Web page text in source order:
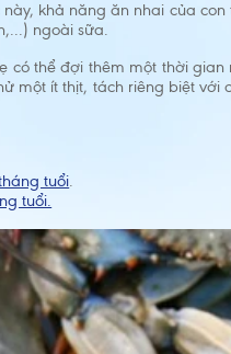
này, khả năng ăn nhai của
ngoài sữa.
có thể đợi thêm một thời
một ít thịt, tách riêng biệt
tuổi.
tuổi.